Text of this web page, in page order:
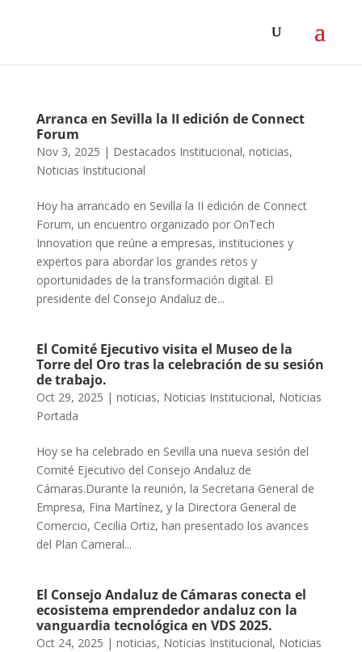
Arranca en Sevilla la II edición de Connect
Forum
Nov 3, 2025 | Destacados Institucional, noticias,
Noticias Institucional
Hoy ha arrancado en Sevilla la II edición de Connect
Forum, un encuentro organizado por OnTech
Innovation que reúne a empresas, instituciones y
expertos para abordar los grandes retos y
oportunidades de la transformación digital. El
presidente del Consejo Andaluz de...
El Comité Ejecutivo visita el Museo de la
Torre del Oro tras la celebración de su sesión
de trabajo.
Oct 29, 2025 | noticias, Noticias Institucional, Noticias
Portada
Hoy se ha celebrado en Sevilla una nueva sesión del
Comité Ejecutivo del Consejo Andaluz de
Cámaras.Durante la reunión, la Secretaria General de
Empresa, Fina Martínez, y la Directora General de
Comercio, Cecilia Ortiz, han presentado los avances
del Plan Cameral...
El Consejo Andaluz de Cámaras conecta el
ecosistema emprendedor andaluz con la
vanguardia tecnológica en VDS 2025.
Oct 24, 2025 | noticias, Noticias Institucional, Noticias